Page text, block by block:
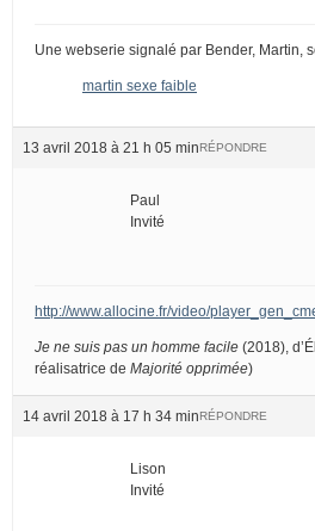
Une webserie signalé par Bender, Martin,
martin sexe faible
13 avril 2018 à 21 h 05 minRÉPONDRE
Paul
Invité
http://www.allocine.fr/video/
Je ne suis pas un homme facile (2018),
réalisatrice de Majorité opprimée)
14 avril 2018 à 17 h 34 minRÉPONDRE
Lison
Invité